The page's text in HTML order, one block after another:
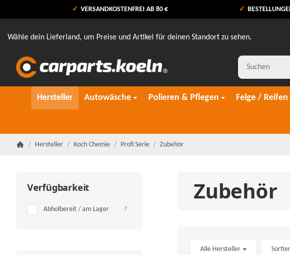
VERSANDKOSTENFREI AB 80 €
Wähle dein Lieferland, um Preise und Artikel für deinen Standort zu sehen.
Hersteller Autowäsche Polieren & Pflegen Felge / Reifen
/ Hersteller / Koch Chemie / Profi Serie / Zubehör
Zubehör
Alle Hersteller
Verfügbarkeit
Abholbereit / am Lager 7Artikel gefunden